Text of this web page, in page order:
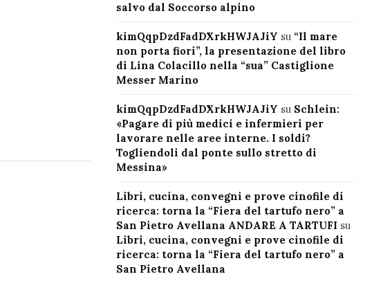
salvo dal Soccorso alpino
kimQqpDzdFadDXrkHWJAJiY su “Il mare
non porta fiori”, la presentazione del libro
di Lina Colacillo nella “sua” Castiglione
Messer Marino
kimQqpDzdFadDXrkHWJAJiY su Schlein:
«Pagare di più medici e infermieri per
lavorare nelle aree interne. I soldi?
Togliendoli dal ponte sullo stretto di
Messina»
Libri, cucina, convegni e prove cinofile di
ricerca: torna la “Fiera del tartufo nero” a
San Pietro Avellana ANDARE A TARTUFI su
Libri, cucina, convegni e prove cinofile di
ricerca: torna la “Fiera del tartufo nero” a
San Pietro Avellana